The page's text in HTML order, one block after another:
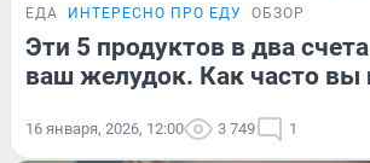
ЕДА ИНТЕРЕСНО ПРО ЕДУ ОБЗОР
Эти 5 продуктов в два
ваш желудок. Как часто вы
16 января, 2026, 12:00 3 749 1